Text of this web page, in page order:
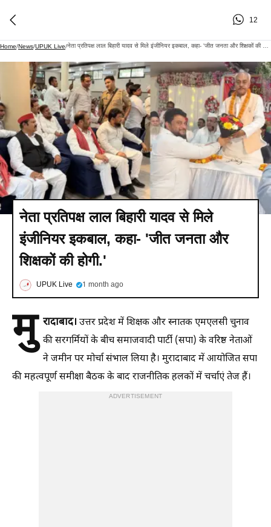
12
Home/News/UPUK Live/
नेता प्रतिपक्ष लाल बिहारी यादव से मिले
इंजीनियर इकबाल, कहा- 'जीत जनता और
शिक्षकों की होगी.'
UPUK Live 1 month ago
मु रादाबाद। उत्तर प्रदेश में शिक्षक और स्नातक एमएलसी चुनाव
की सरगर्मियों के बीच समाजवादी पार्टी (सपा) के वरिष्ठ नेताओं
ने जमीन पर मोर्चा संभाल लिया है। मुरादाबाद में आयोजित सपा
की महत्वपूर्ण समीक्षा बैठक के बाद राजनीतिक हलकों में चर्चाएं तेज हैं।
ADVERTISEMENT